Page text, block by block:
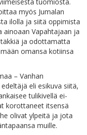
myös Jumalan
ilolla ja siitä oppimista
ainoaan Vapahtajaan ja
ja odottamatta
omansa kotiinsa
– Vanhan
eli esikuva siitä,
tulikivellä ei-
korottaneet itsensä
olivat ylpeitä ja jota
muille.